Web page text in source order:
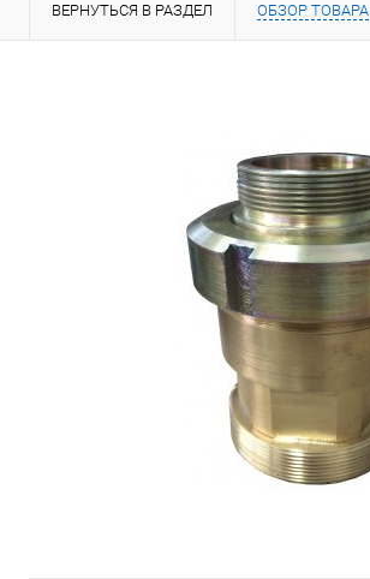
ВЕРНУТЬСЯ В РАЗДЕЛ ОБЗОР ТОВАРА